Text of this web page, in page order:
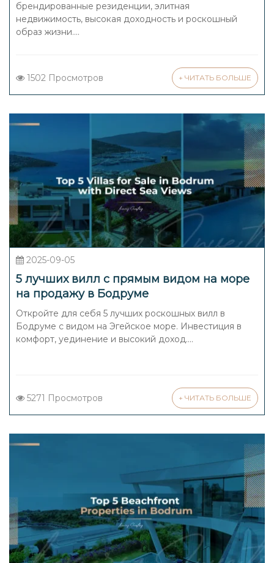
брендированные резиденции, элитная
недвижимость, высокая доходность и роскошный
образ жизни....
1502 Просмотров + ЧИТАТЬ БОЛЬШЕ
2025-09-05
5 лучших вилл с прямым видом на море
на продажу в Бодруме
Откройте для себя 5 лучших роскошных вилл в
Бодруме с видом на Эгейское море. Инвестиция в
комфорт, уединение и высокий доход....
5271 Просмотров + ЧИТАТЬ БОЛЬШЕ